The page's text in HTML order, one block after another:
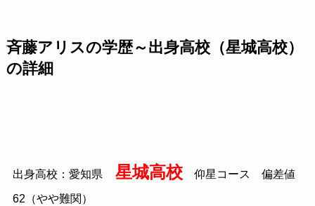
斉藤アリスの学歴～出身高校（星城高校）
の詳細
出身高校：愛知県 星城高校仰星コース 偏差値
62（やや難関）